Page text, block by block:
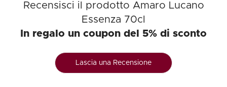
Recensisci il prodotto Amaro Lucano
Essenza 70cl
In regalo un coupon del 5% di sconto
Lascia una Recensione